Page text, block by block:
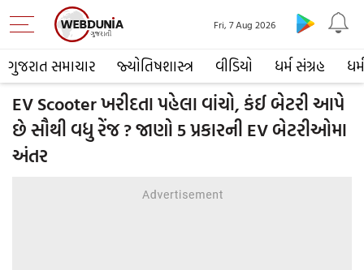
ગુજરાત સમાચાર જ્યોતિષશાસ્ત્ર વીડિયો ધર્મ સંગ્રહ ધર્મ
Fri, 7 Aug 2026
EV Scooter ખરીદતા પહેલા વાંચો, કંઈ બેટરી આપે
છે સૌથી વધુ રેંજ ? જાણો 5 પ્રકારની EV બેટરીઓમા
અંતર